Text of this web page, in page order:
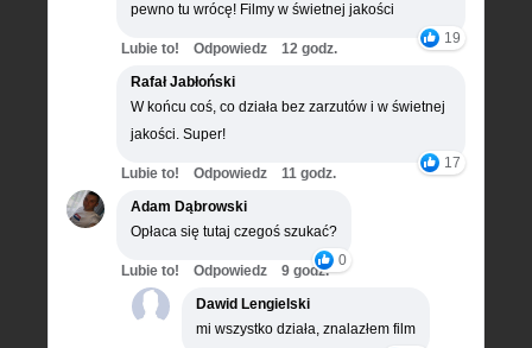
pewno tu wrócę! Filmy w świetnej jakości
19
Lubie to! Odpowiedz
12 godz.
Rafał Jabłoński
W końcu coś, co działa bez zarzutów i w świetnej
jakości. Super!
17
Lubie to! Odpowiedz
11 godz.
Adam Dąbrowski
Opłaca się tutaj czegoś szukać?
0
Lubie to! Odpowiedz
9 godz.
Dawid Lengielski
mi wszystko działa, znalazłem film